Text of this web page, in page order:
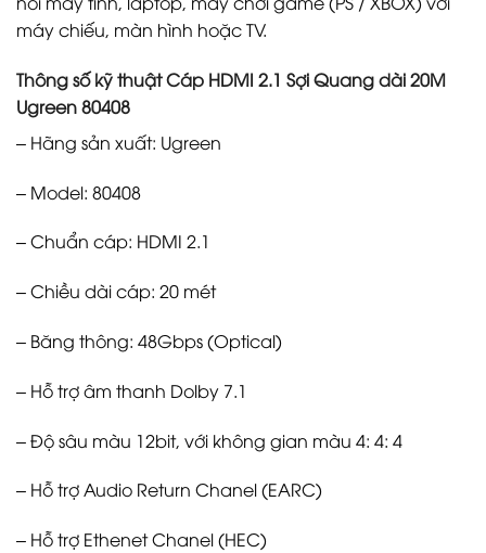
máy chiếu, màn hình hoặc TV.
Thông số kỹ thuật Cáp HDMI 2.1 Sợi Quang dài 20M
Ugreen 80408
– Hãng sản xuất: Ugreen
– Model: 80408
– Chuẩn cáp: HDMI 2.1
– Chiều dài cáp: 20 mét
– Băng thông: 48Gbps (Optical)
– Hỗ trợ âm thanh Dolby 7.1
– Độ sâu màu 12bit, với không gian màu 4: 4: 4
– Hỗ trợ Audio Return Chanel (EARC)
– Hỗ trợ Ethenet Chanel (HEC)